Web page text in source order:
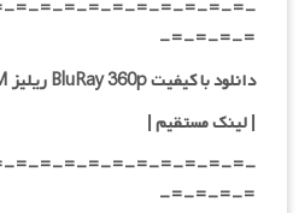
=-=-=-=-=-=-=-=-=-=-
=-=-=-=-
دانلود با کیفیت BluRay 360p ریلیز F2M
| لینک مستقیم|
=-=-=-=-=-=-=-=-=-=-
=-=-=-=-